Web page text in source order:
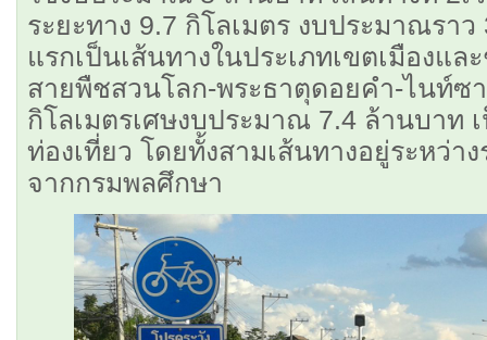
ระยะทาง 9.7 กิโลเมตร งบประมาณรา
แรกเป็นเส้นทางในประเภทเขตเมืองแ
สายพืชสวนโลก-พระธาตุดอยคำ-ไนท์ซ
กิโลเมตรเศษงบประมาณ 7.4 ล้านบาท
ท่องเที่ยว โดยทั้งสามเส้นทางอยู่ระหว่า
จากกรมพลศึกษา